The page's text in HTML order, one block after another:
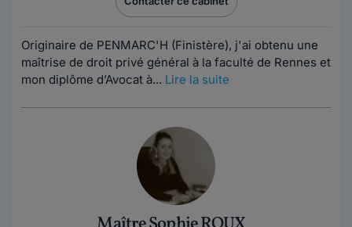
Originaire de PENMARC'H (Finistère), j'ai obtenu une
maîtrise de droit privé général à la faculté de Rennes et
mon diplôme d’Avocat à... Lire la suite